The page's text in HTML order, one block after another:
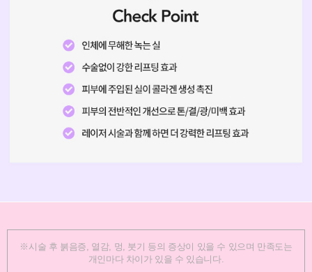
※시술 후 붉음증, 열감, 멍, 붓기 등의 증상이 있을 수 있으며 만족도는
개인마다 차이가 있을 수 있습니다.